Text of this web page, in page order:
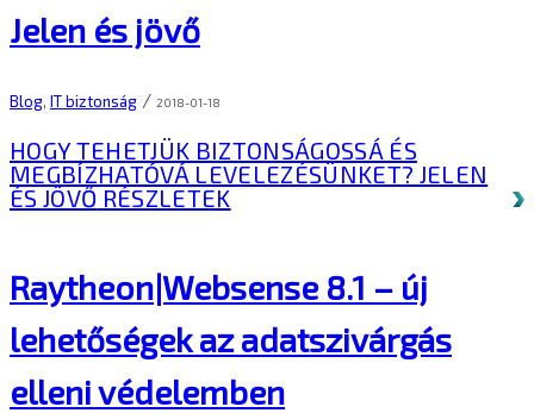
Jelen és jövő
Blog, IT biztonság / 2018-01-18
HOGY TEHETJÜK BIZTONSÁGOSSÁ ÉS
MEGBÍZHATÓVÁ LEVELEZÉSÜNKET? JELEN
ÉS JÖVŐ RÉSZLETEK
Raytheon|Websense 8.1 – új
lehetőségek az adatszivárgás
elleni védelemben